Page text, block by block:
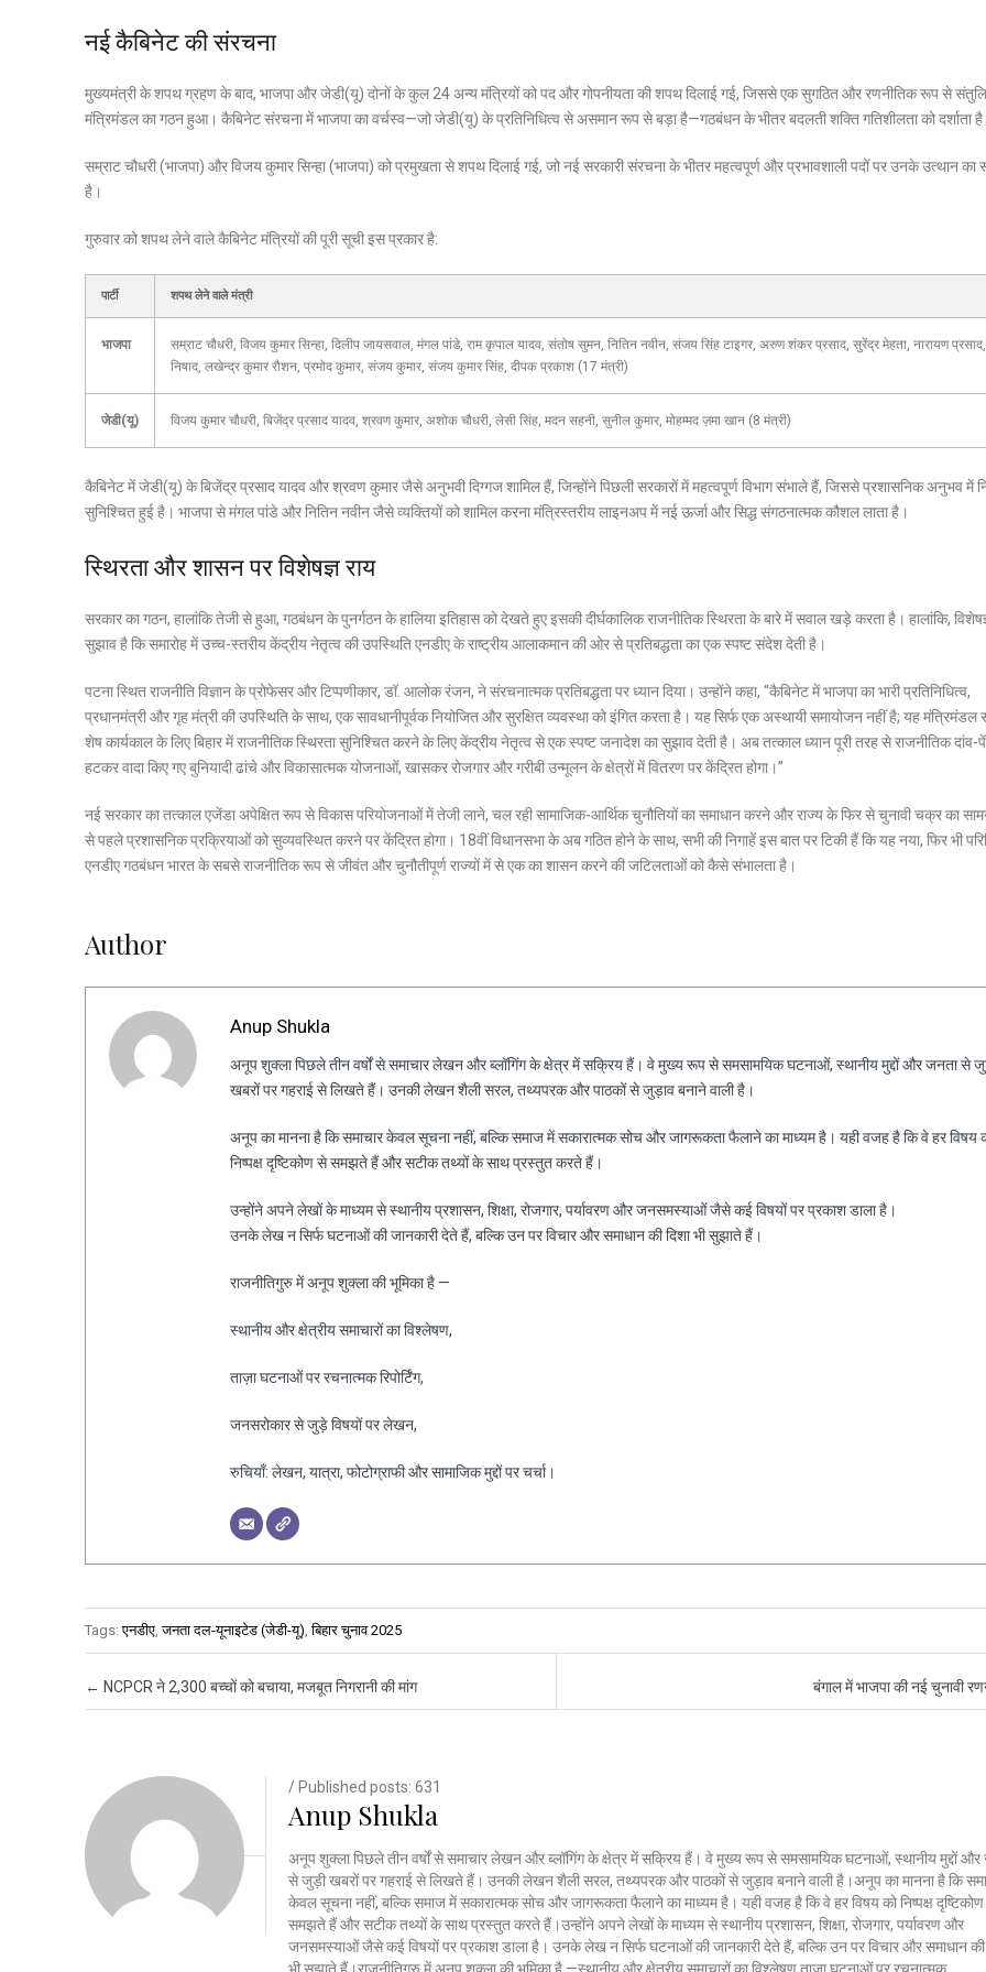
नई कैबिनेट की संरचना
मुख्यमंत्री के शपथ ग्रहण के बाद, भाजपा और जेडी(यू) दोनों के कुल 24 अन्य मंत्रियों को पद और गोपनीयता की शपथ दिलाई गई, जिससे एक सुगठित और रणनीतिक रूप से
मंत्रिमंडल का गठन हुआ। कैबिनेट संरचना में भाजपा का वर्चस्व—जो जेडी(यू) के प्रतिनिधित्व से असमान रूप से बड़ा है—गठबंधन के भीतर बदलती शक्ति गतिशीलता को दर्शाता
सम्राट चौधरी (भाजपा) और विजय कुमार सिन्हा (भाजपा) को प्रमुखता से शपथ दिलाई गई, जो नई सरकारी संरचना के भीतर महत्वपूर्ण और प्रभावशाली पदों पर उनके उत्थान
है।
गुरुवार को शपथ लेने वाले कैबिनेट मंत्रियों की पूरी सूची इस प्रकार है:
पार्टी शपथ लेने वाले मंत्री
भाजपा
सम्राट चौधरी, विजय कुमार सिन्हा, दिलीप जायसवाल, मंगल पांडे, राम कृपाल यादव, संतोष सुमन, नितिन नवीन, संजय सिंह टाइगर, अरुण शंकर प्रसाद, सुरेंद्र मेहता, नारायण प्रसाद,
निषाद, लखेन्द्र कुमार रौशन, प्रमोद कुमार, संजय कुमार, संजय कुमार सिंह, दीपक प्रकाश (17 मंत्री)
जेडी(यू) विजय कुमार चौधरी, बिजेंद्र प्रसाद यादव, श्रवण कुमार, अशोक चौधरी, लेसी सिंह, मदन सहनी, सुनील कुमार, मोहम्मद ज़मा खान (8 मंत्री)
कैबिनेट में जेडी(यू) के बिजेंद्र प्रसाद यादव और श्रवण कुमार जैसे अनुभवी दिग्गज शामिल हैं, जिन्होंने पिछली सरकारों में महत्वपूर्ण विभाग संभाले हैं, जिससे प्रशासनिक अनुभव में
सुनिश्चित हुई है। भाजपा से मंगल पांडे और नितिन नवीन जैसे व्यक्तियों को शामिल करना मंत्रिस्तरीय लाइनअप में नई ऊर्जा और सिद्ध संगठनात्मक कौशल लाता है।
स्थिरता और शासन पर विशेषज्ञ राय
सरकार का गठन, हालांकि तेजी से हुआ, गठबंधन के पुनर्गठन के हालिया इतिहास को देखते हुए इसकी दीर्घकालिक राजनीतिक स्थिरता के बारे में सवाल खड़े करता है। हालांकि,
सुझाव है कि समारोह में उच्च-स्तरीय केंद्रीय नेतृत्व की उपस्थिति एनडीए के राष्ट्रीय आलाकमान की ओर से प्रतिबद्धता का एक स्पष्ट संदेश देती है।
पटना स्थित राजनीति विज्ञान के प्रोफेसर और टिप्पणीकार, डॉ. आलोक रंजन, ने संरचनात्मक प्रतिबद्धता पर ध्यान दिया। उन्होंने कहा, “कैबिनेट में भाजपा का भारी प्रतिनिधित्व,
प्रधानमंत्री और गृह मंत्री की उपस्थिति के साथ, एक सावधानीपूर्वक नियोजित और सुरक्षित व्यवस्था को इंगित करता है। यह सिर्फ एक अस्थायी समायोजन नहीं है; यह मंत्रिमंडल
शेष कार्यकाल के लिए बिहार में राजनीतिक स्थिरता सुनिश्चित करने के लिए केंद्रीय नेतृत्व से एक स्पष्ट जनादेश का सुझाव देती है। अब तत्काल ध्यान पूरी तरह से राजनीतिक
हटकर वादा किए गए बुनियादी ढांचे और विकासात्मक योजनाओं, खासकर रोजगार और गरीबी उन्मूलन के क्षेत्रों में वितरण पर केंद्रित होगा।”
नई सरकार का तत्काल एजेंडा अपेक्षित रूप से विकास परियोजनाओं में तेजी लाने, चल रही सामाजिक-आर्थिक चुनौतियों का समाधान करने और राज्य के फिर से चुनावी चक्र का
से पहले प्रशासनिक प्रक्रियाओं को सुव्यवस्थित करने पर केंद्रित होगा। 18वीं विधानसभा के अब गठित होने के साथ, सभी की निगाहें इस बात पर टिकी हैं कि यह नया, फिर भी
एनडीए गठबंधन भारत के सबसे राजनीतिक रूप से जीवंत और चुनौतीपूर्ण राज्यों में से एक का शासन करने की जटिलताओं को कैसे संभालता है।
Author
Anup Shukla
अनूप शुक्ला पिछले तीन वर्षों से समाचार लेखन और ब्लॉगिंग के क्षेत्र में सक्रिय हैं। वे मुख्य रूप से समसामयिक घटनाओं, स्थानीय मुद्दों और जनता से
खबरों पर गहराई से लिखते हैं। उनकी लेखन शैली सरल, तथ्यपरक और पाठकों से जुड़ाव बनाने वाली है।
अनूप का मानना है कि समाचार केवल सूचना नहीं, बल्कि समाज में सकारात्मक सोच और जागरूकता फैलाने का माध्यम है। यही वजह है कि वे हर विषय
निष्पक्ष दृष्टिकोण से समझते हैं और सटीक तथ्यों के साथ प्रस्तुत करते हैं।
उन्होंने अपने लेखों के माध्यम से स्थानीय प्रशासन, शिक्षा, रोजगार, पर्यावरण और जनसमस्याओं जैसे कई विषयों पर प्रकाश डाला है।
उनके लेख न सिर्फ घटनाओं की जानकारी देते हैं, बल्कि उन पर विचार और समाधान की दिशा भी सुझाते हैं।
राजनीतिगुरु में अनूप शुक्ला की भूमिका है —
स्थानीय और क्षेत्रीय समाचारों का विश्लेषण,
ताज़ा घटनाओं पर रचनात्मक रिपोर्टिंग,
जनसरोकार से जुड़े विषयों पर लेखन,
रुचियाँ: लेखन, यात्रा, फोटोग्राफी और सामाजिक मुद्दों पर चर्चा।
Tags:एनडीए ,जनता दल-यूनाइटेड (जेडी-यू) ,बिहार चुनाव 2025
Post navigation
← NCPCR ने 2,300 बच्चों को बचाया, मजबूत निगरानी की मांग बंगाल में भाजपा की नई चुनावी
/ Published posts: 631
Anup Shukla
अनूप शुक्ला पिछले तीन वर्षों से समाचार लेखन और ब्लॉगिंग के क्षेत्र में सक्रिय हैं। वे मुख्य रूप से समसामयिक घटनाओं, स्थानीय मुद्दों और
से जुड़ी खबरों पर गहराई से लिखते हैं। उनकी लेखन शैली सरल, तथ्यपरक और पाठकों से जुड़ाव बनाने वाली है।अनूप का मानना है कि
केवल सूचना नहीं, बल्कि समाज में सकारात्मक सोच और जागरूकता फैलाने का माध्यम है। यही वजह है कि वे हर विषय को निष्पक्ष
समझते हैं और सटीक तथ्यों के साथ प्रस्तुत करते हैं।उन्होंने अपने लेखों के माध्यम से स्थानीय प्रशासन, शिक्षा, रोजगार, पर्यावरण और
जनसमस्याओं जैसे कई विषयों पर प्रकाश डाला है। उनके लेख न सिर्फ घटनाओं की जानकारी देते हैं, बल्कि उन पर विचार और समाधान की
भी सुझाते हैं।राजनीतिगुरु में अनूप शुक्ला की भूमिका है —स्थानीय और क्षेत्रीय समाचारों का विश्लेषण,ताज़ा घटनाओं पर रचनात्मक